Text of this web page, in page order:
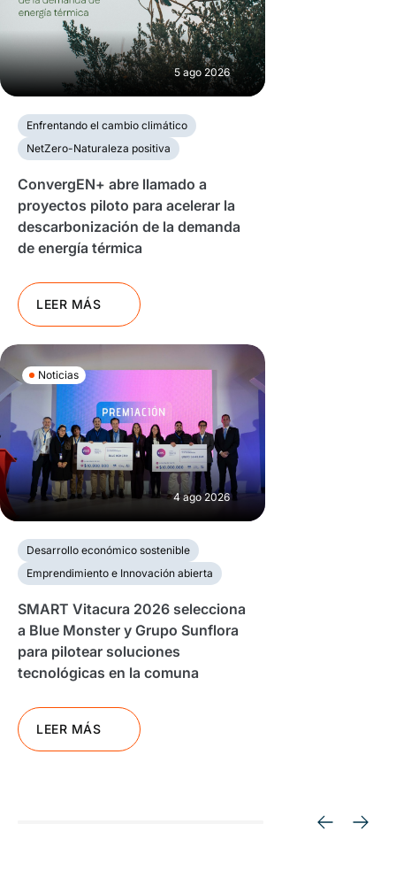
5 ago 2026
Enfrentando el cambio climático
NetZero-Naturaleza positiva
ConvergEN+ abre llamado a
proyectos piloto para acelerar la
descarbonización de la demanda
de energía térmica
LEER MÁS
Noticias
4 ago 2026
Desarrollo económico sostenible
Emprendimiento e Innovación abierta
SMART Vitacura 2026 selecciona
a Blue Monster y Grupo Sunflora
para pilotear soluciones
tecnológicas en la comuna
LEER MÁS